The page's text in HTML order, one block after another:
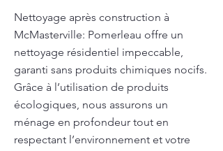
Nettoyage après construction à
McMasterville: Pomerleau offre un
nettoyage résidentiel impeccable,
garanti sans produits chimiques nocifs.
Grâce à l’utilisation de produits
écologiques, nous assurons un
ménage en profondeur tout en
respectant l’environnement et votre